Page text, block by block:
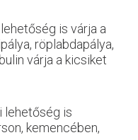
is várja a
röplabdapálya,
várja a kicsiket
lehetőség is
kemencében,